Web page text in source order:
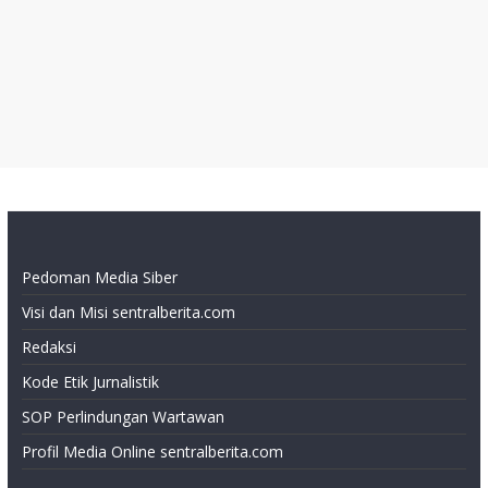
Pedoman Media Siber
Visi dan Misi sentralberita.com
Redaksi
Kode Etik Jurnalistik
SOP Perlindungan Wartawan
Profil Media Online sentralberita.com